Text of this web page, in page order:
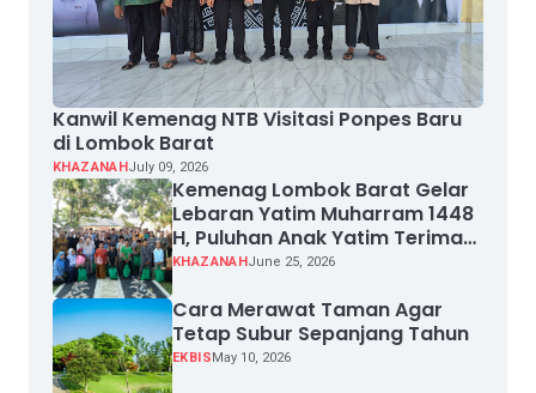
Kanwil Kemenag NTB Visitasi Ponpes Baru
di Lombok Barat
KHAZANAHJuly 09, 2026
Kemenag Lombok Barat Gelar
Lebaran Yatim Muharram 1448
H, Puluhan Anak Yatim Terima
Santunan
KHAZANAHJune 25, 2026
Cara Merawat Taman Agar
Tetap Subur Sepanjang Tahun
EKBISMay 10, 2026